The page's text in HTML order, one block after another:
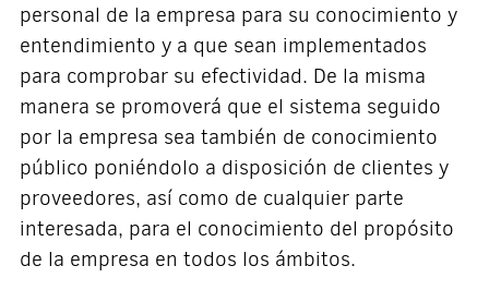
personal de la empresa para su conocimiento y
entendimiento y a que sean implementados
para comprobar su efectividad. De la misma
manera se promoverá que el sistema seguido
por la empresa sea también de conocimiento
público poniéndolo a disposición de clientes y
proveedores, así como de cualquier parte
interesada, para el conocimiento del propósito
de la empresa en todos los ámbitos.